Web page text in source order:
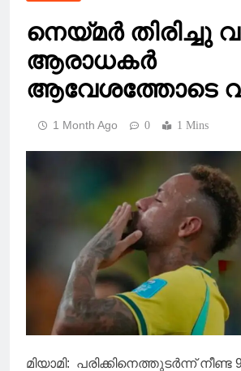
നെയ്മർ തിരിച്ചു
ആരാധകർ
ആവേശത്തോടെ
1 Month Ago 0 1 Mins
മിയാമി: പരിക്കിനെത്തുടർന്ന്